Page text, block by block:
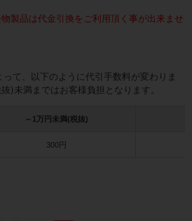
製品は代金引換をご利用頂く事が出来ませ
て、以下のように代引手数料が変わりま
)未満まではお客様負担となります。
～1万円未満(税抜)
300円